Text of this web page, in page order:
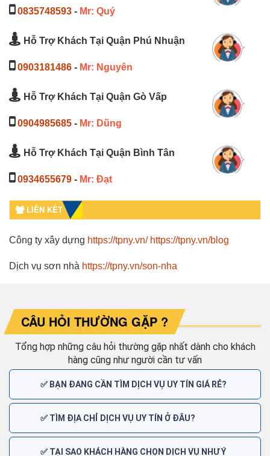
0835748593 - Mr: Quý
Hỗ Trợ Khách Tại Quận Phú Nhuận
0903181486 - Mr: Nguyên
Hỗ Trợ Khách Tại Quận Gò Vấp
0904985685 - Mr: Dũng
Hỗ Trợ Khách Tại Quận Bình Tân
0934655679 - Mr: Đạt
LIÊN KẾT
Công ty xây dựng https://tpny.vn/ https://tpny.vn/blog
Dịch vụ sơn nhà https://tpny.vn/son-nha
CÂU HỎI THƯỜNG GẶP ?
Tổng hợp những câu hỏi thường gặp nhất dành cho khách
hàng cũng như người cần tư vấn
✅ BẠN ĐANG CẦN TÌM DỊCH VỤ UY TÍN GIÁ RẺ?
✅ TÌM ĐỊA CHỈ DỊCH VỤ UY TÍN Ở ĐÂU?
✅ TẠI SAO KHÁCH HÀNG CHỌN DỊCH VỤ NHƯ Ý